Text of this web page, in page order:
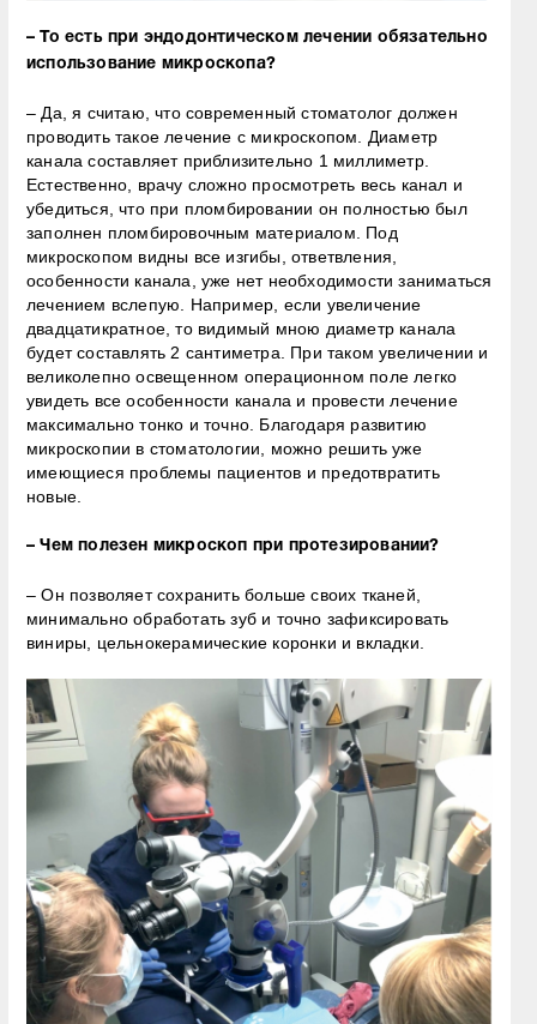
– То есть при эндодонтическом лечении обязательно
использование микроскопа?
– Да, я считаю, что современный стоматолог должен
проводить такое лечение с микроскопом. Диаметр
канала составляет приблизительно 1 миллиметр.
Естественно, врачу сложно просмотреть весь канал и
убедиться, что при пломбировании он полностью был
заполнен пломбировочным материалом. Под
микроскопом видны все изгибы, ответвления,
особенности канала, уже нет необходимости заниматься
лечением вслепую. Например, если увеличение
двадцатикратное, то видимый мною диаметр канала
будет составлять 2 сантиметра. При таком увеличении и
великолепно освещенном операционном поле легко
увидеть все особенности канала и провести лечение
максимально тонко и точно. Благодаря развитию
микроскопии в стоматологии, можно решить уже
имеющиеся проблемы пациентов и предотвратить
новые.
– Чем полезен микроскоп при протезировании?
– Он позволяет сохранить больше своих тканей,
минимально обработать зуб и точно зафиксировать
виниры, цельнокерамические коронки и вкладки.